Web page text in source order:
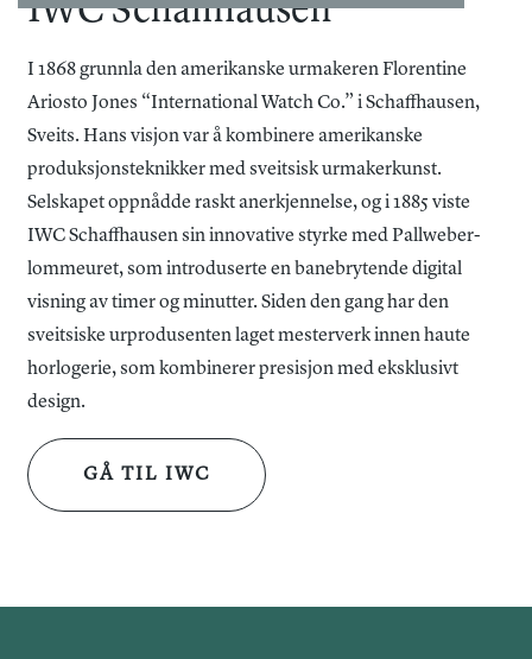
Kassen er utstyrt med safirglass med antirefleksbehandling
IWC Schaffhausen
I 1868 grunnla den amerikanske urmakeren Florentine
Ariosto Jones “International Watch Co.” i Schaffhausen,
Sveits. Hans visjon var å kombinere amerikanske
produksjonsteknikker med sveitsisk urmakerkunst.
Selskapet oppnådde raskt anerkjennelse, og i 1885 viste
IWC Schaffhausen sin innovative styrke med Pallweber-
lommeuret, som introduserte en banebrytende digital
visning av timer og minutter. Siden den gang har den
sveitsiske urprodusenten laget mesterverk innen haute
horlogerie, som kombinerer presisjon med eksklusivt
design.
GÅ TIL IWC